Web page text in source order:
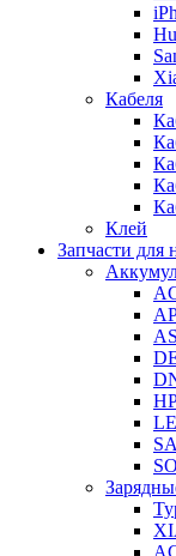
Кабеля
Клей
Запчасти для